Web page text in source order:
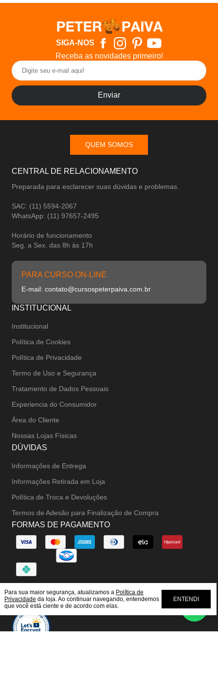
Para sua maior segurança, atualizamos a Política de
Privacidade da loja. Ao continuar navegando, entendemos
que você está ciente e de acordo com elas.
ENTENDI
SIGA-NOS
Receba as novidades primeiro!
Enviar
QUEM SOMOS
CENTRAL DE RELACIONAMENTO
Preparada para esclarecer suas dúvidas e problemas.
SAC: (11) 5594-2067
WhatsApp: (11) 97657-2495
Horário de funcionamento
Seg. a Sex. das 8h às 17h
PARA CURSO ON-LINE
E-mail: contato@cursospeterpaiva.com.br
INSTITUCIONAL
Institucional
Política de Cookies
Política de Privacidade
Termo de Uso e Segurança
Tratamento de Dados Pessoais
Experiencia do Consumidor
Área do Cliente
Nossas Lojas Físicas
DÚVIDAS
Informações de Entrega
Informações Retirada em Loja
Política de Troca e Devoluções
Termos de Adesão para Finalização de Compra
FORMAS DE PAGAMENTO
SEGURANÇA